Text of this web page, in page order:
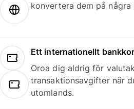
konvertera dem på några
Ett internationellt
Oroa dig aldrig för
transaktionsavgifter när
utomlands.